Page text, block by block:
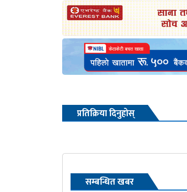
प्रतिक्रिया दिनुहोस्
सम्बन्धित खबर